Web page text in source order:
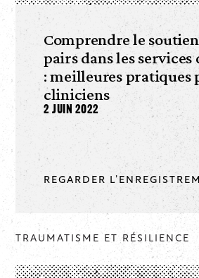
Comprendre le
pairs dans les services
: meilleures pratiques
cliniciens
2 juin 2022
REGARDER
TRAUMATISME ET RÉSILIENCE